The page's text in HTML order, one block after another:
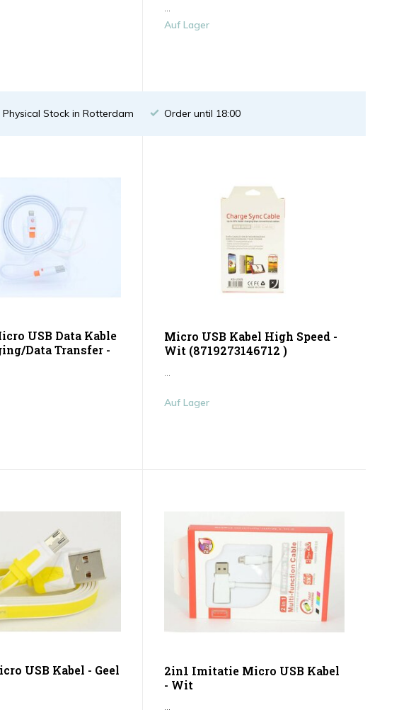
...
Auf Lager
Physical Stock in Rotterdam Order until 18:00
USB Data Kable
Data Transfer -
Micro USB Kabel High Speed -
Wit (8719273146712 )
...
Auf Lager
USB Kabel - Geel
2in1 Imitatie Micro USB Kabel
- Wit